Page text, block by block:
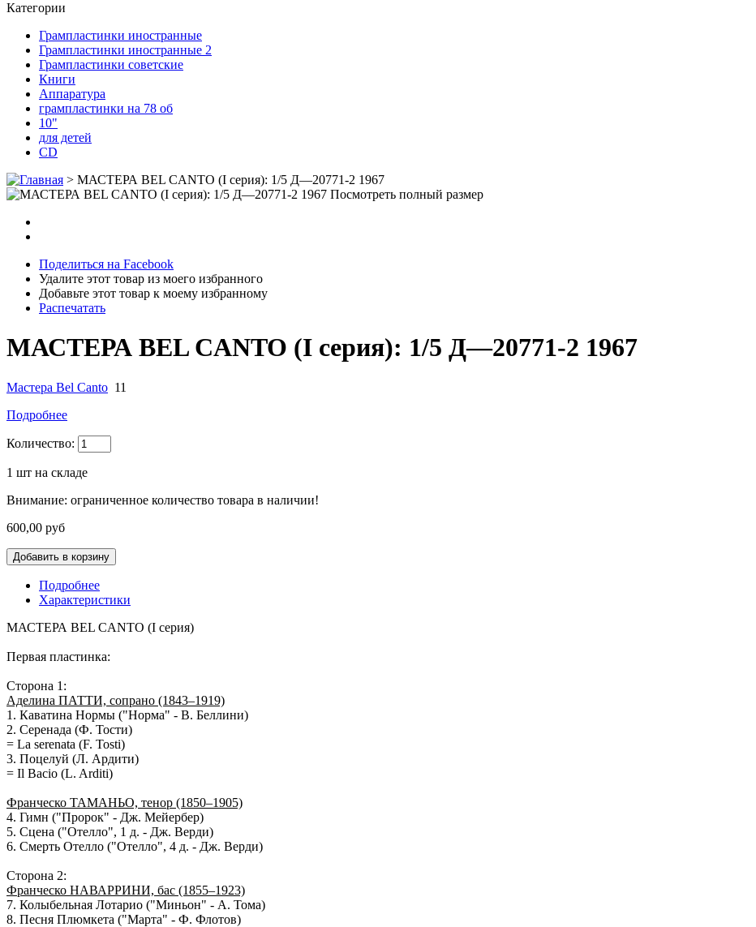
Категории
Грампластинки иностранные
Грампластинки иностранные 2
Грампластинки советские
Книги
Аппаратура
грампластинки на 78 об
10"
для детей
CD
> МАСТЕРА BEL CANTO (I серия): 1/5 Д—20771-2 1967
Посмотреть полный размер
Поделиться на Facebook
Удалите этот товар из моего избранного
Добавьте этот товар к моему избранному
Распечатать
МАСТЕРА BEL CANTO (I серия): 1/5 Д—20771-2 1967
Мастера Bel Canto 11
Подробнее
Количество:
1 шт на складе
Внимание: ограниченное количество товара в наличии!
600,00 руб
Подробнее
Характеристики
МАСТЕРА BEL CANTO (I серия)
Первая пластинка:
Сторона 1:
Аделина ПАТТИ, сопрано (1843–1919)
1. Каватина Нормы ("Норма" - В. Беллини)
2. Серенада (Ф. Тости)
= La serenata (F. Tosti)
3. Поцелуй (Л. Ардити)
= Il Bacio (L. Arditi)
Франческо ТАМАНЬО, тенор (1850–1905)
4. Гимн ("Пророк" - Дж. Мейербер)
5. Сцена ("Отелло", 1 д. - Дж. Верди)
6. Смерть Отелло ("Отелло", 4 д. - Дж. Верди)
Сторона 2:
Франческо НАВАРРИНИ, бас (1855–1923)
7. Колыбельная Лотарио ("Миньон" - А. Тома)
8. Песня Плюмкета ("Марта" - Ф. Флотов)